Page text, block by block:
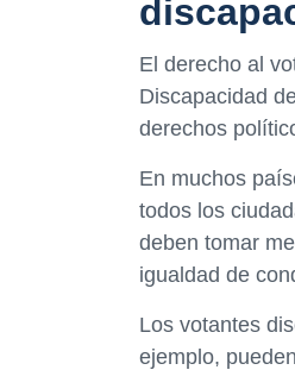
El derecho al
Discapacidad
derechos
En muchos
todos los
deben tomar
igualdad de
Los votantes
ejemplo,